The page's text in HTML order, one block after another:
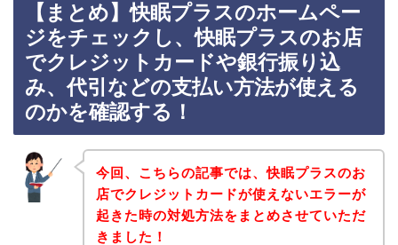
【まとめ】快眠プラスのホームペー
ジをチェックし、快眠プラスのお店
でクレジットカードや銀行振り込
み、代引などの支払い方法が使える
のかを確認する！
今回、こちらの記事では、快眠プラスのお
店でクレジットカードが使えないエラーが
起きた時の対処方法をまとめさせていただ
きました！